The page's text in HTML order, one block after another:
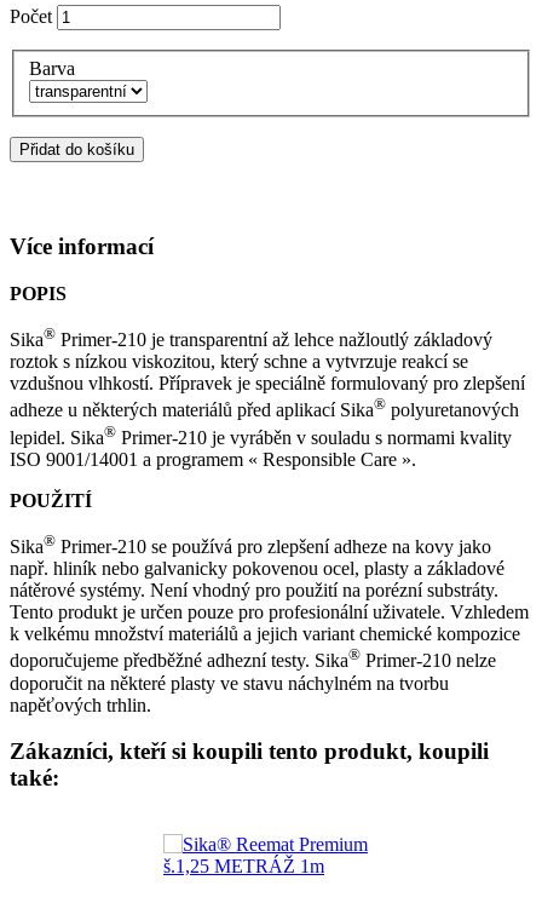
Počet
Barva
Přidat do košíku
Více informací
POPIS
Sika® Primer-210 je transparentní až lehce nažloutlý základový
roztok s nízkou viskozitou, který schne a vytvrzuje reakcí se
vzdušnou vlhkostí. Přípravek je speciálně formulovaný pro zlepšení
adheze u některých materiálů před aplikací Sika® polyuretanových
lepidel. Sika® Primer-210 je vyráběn v souladu s normami kvality
ISO 9001/14001 a programem « Responsible Care ».
POUŽITÍ
Sika® Primer-210 se používá pro zlepšení adheze na kovy jako
např. hliník nebo galvanicky pokovenou ocel, plasty a základové
nátěrové systémy. Není vhodný pro použití na porézní substráty.
Tento produkt je určen pouze pro profesionální uživatele. Vzhledem
k velkému množství materiálů a jejich variant chemické kompozice
doporučujeme předběžné adhezní testy. Sika® Primer-210 nelze
doporučit na některé plasty ve stavu náchylném na tvorbu
napěťových trhlin.
Zákazníci, kteří si koupili tento produkt, koupili
také: